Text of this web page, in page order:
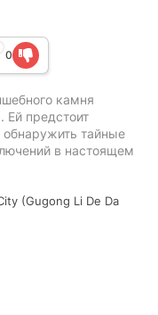
0
камня
Ей предстоит
тайные
в настоящем
(Gugong Li De Da